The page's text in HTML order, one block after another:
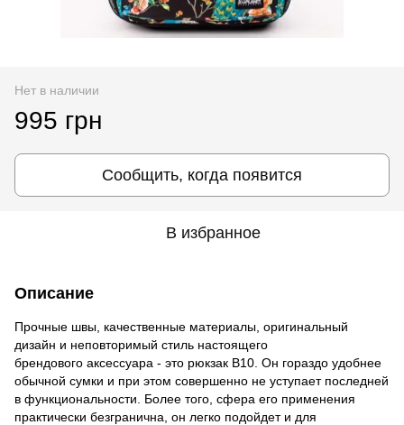
Нет в наличии
995 грн
Сообщить, когда появится
В избранное
Описание
Прочные швы, качественные материалы, оригинальный
дизайн и неповторимый стиль настоящего
брендового аксессуара - это рюкзак В10. Он гораздо удобнее
обычной сумки и при этом совершенно не уступает последней
в функциональности. Более того, сфера его применения
практически безгранична, он легко подойдет и для